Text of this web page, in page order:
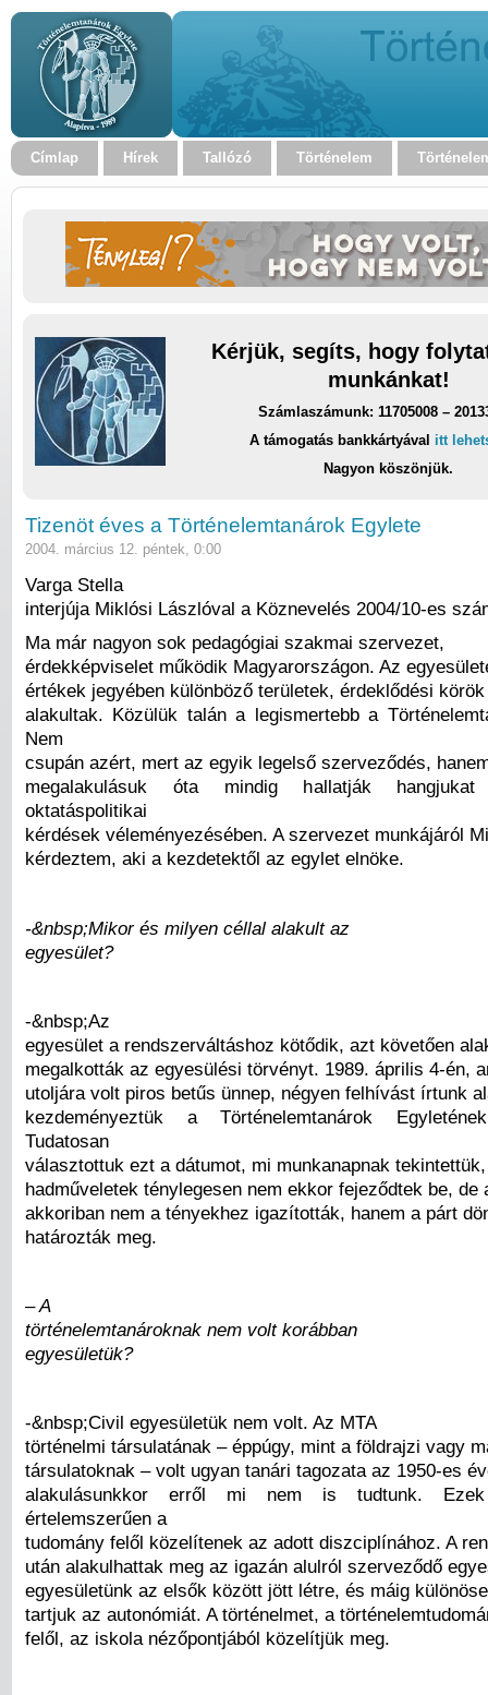
Címlap Hírek Tallózó Történelem
Kérjük, segíts, hogy
munkánkat!
Számlaszámunk: 11705008 –
A támogatás bankkártyával itt
Nagyon köszönjük.
Tizenöt éves a Történelemtanárok Egylete
2004. március 12. péntek, 0:00
Varga Stella
interjúja Miklósi Lászlóval a Köznevelés 2004/10-es
Ma már nagyon sok pedagógiai szakmai szervezet,
érdekképviselet működik Magyarországon. Az
értékek jegyében különböző területek, érdeklődési
alakultak. Közülük talán a legismertebb a
Nem
csupán azért, mert az egyik legelső szerveződés,
megalakulásuk óta mindig hallatják
oktatáspolitikai
kérdések véleményezésében. A szervezet munkájáról
kérdeztem, aki a kezdetektől az egylet elnöke.
-&nbsp;Mikor és milyen céllal alakult az
egyesület?
-&nbsp;Az
egyesület a rendszerváltáshoz kötődik, azt követően
megalkották az egyesülési törvényt. 1989. április 4-én,
utoljára volt piros betűs ünnep, négyen felhívást írtunk
kezdeményeztük a Történelemtanárok
Tudatosan
választottuk ezt a dátumot, mi munkanapnak
hadműveletek ténylegesen nem ekkor fejeződtek be, de
akkoriban nem a tényekhez igazították, hanem a párt
határozták meg.
– A
történelemtanároknak nem volt korábban
egyesületük?
-&nbsp;Civil egyesületük nem volt. Az MTA
történelmi társulatának – éppúgy, mint a földrajzi vagy
társulatoknak – volt ugyan tanári tagozata az 1950-es
alakulásunkkor erről mi nem is tudtunk.
értelemszerűen a
tudomány felől közelítenek az adott diszciplínához. A
után alakulhattak meg az igazán alulról szerveződő
egyesületünk az elsők között jött létre, és máig
tartjuk az autonómiát. A történelmet, a
felől, az iskola nézőpontjából közelítjük meg.